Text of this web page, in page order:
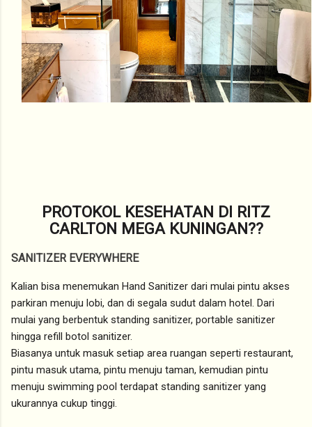
PROTOKOL KESEHATAN DI RITZ
CARLTON MEGA KUNINGAN??
SANITIZER EVERYWHERE
Kalian bisa menemukan Hand Sanitizer dari mulai pintu akses
parkiran menuju lobi, dan di segala sudut dalam hotel. Dari
mulai yang berbentuk standing sanitizer, portable sanitizer
hingga refill botol sanitizer.
Biasanya untuk masuk setiap area ruangan seperti restaurant,
pintu masuk utama, pintu menuju taman, kemudian pintu
menuju swimming pool terdapat standing sanitizer yang
ukurannya cukup tinggi.